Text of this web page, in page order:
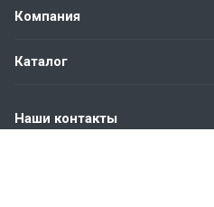
Компания
Каталог
Наши контакты